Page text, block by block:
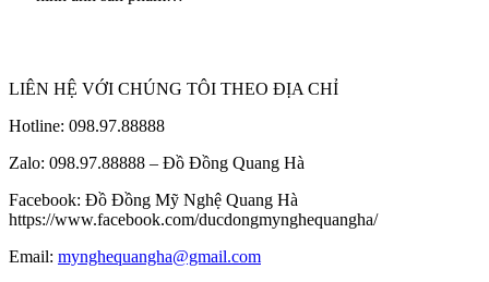
LIÊN HỆ VỚI CHÚNG TÔI THEO ĐỊA CHỈ
Hotline: 098.97.88888
Zalo: 098.97.88888 – Đồ Đồng Quang Hà
Facebook: Đồ Đồng Mỹ Nghệ Quang Hà
https://www.facebook.com/ducdongmynghequangha/
Email: mynghequangha@gmail.com